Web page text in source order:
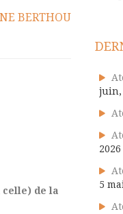
BERTHOU
celle) de la
juin,
2026
5